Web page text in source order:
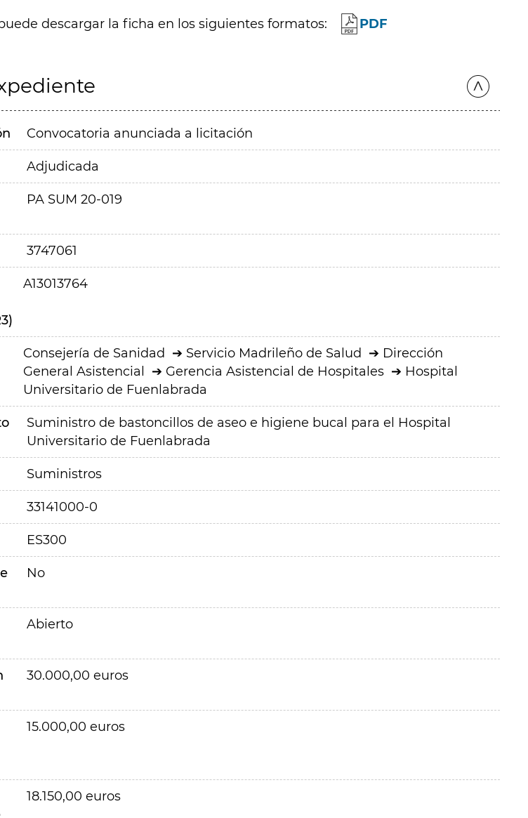
descargar la ficha en los siguientes formatos: PDF
Convocatoria anunciada a licitación
Adjudicada
PA SUM 20-019
3747061
A13013764
Consejería de Sanidad Servicio Madrileño de Salud
Dirección
General Asistencial
Gerencia Asistencial de Hospitales
Hospital
Universitario de Fuenlabrada
Suministro de bastoncillos de aseo e higiene bucal para el Hospital
Universitario de Fuenlabrada
Suministros
33141000-0
ES300
No
Abierto
30.000,00 euros
15.000,00 euros
18.150,00 euros